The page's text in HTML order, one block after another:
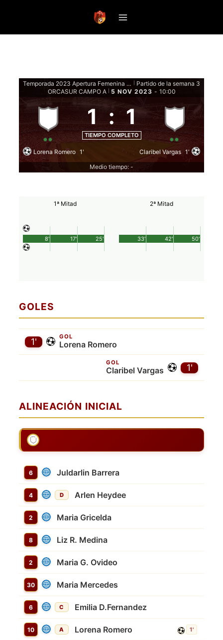
Temporada 2023 Apertura Femenina - Fase de Grupos
Partido de la semana 3
ORCASUR CAMPO A
5 NOV 2023 - 10:00
1 : 1
TIEMPO COMPLETO
Lorena Romero 1' Claribel Vargas 1'
Medio tiempo: -
1ª Mitad
25'
8' 17'
2ª Mitad
50'
33' 42'
GOLES
GOL
Lorena Romero
1'
1'
GOL
Claribel Vargas
ALINEACIÓN INICIAL
6 Juldarlin Barrera
4 D Arlen Heydee
2 Maria Gricelda
8 Liz R. Medina
2 Maria G. Ovideo
30 Maria Mercedes
6 C Emilia D.Fernandez
10 A Lorena Romero 1'